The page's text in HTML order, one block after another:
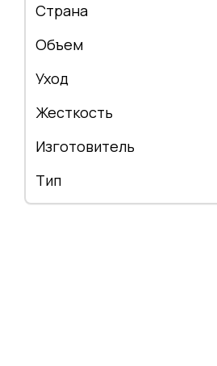
Страна
Объем
Уход
Жесткость
Изготовитель
Тип